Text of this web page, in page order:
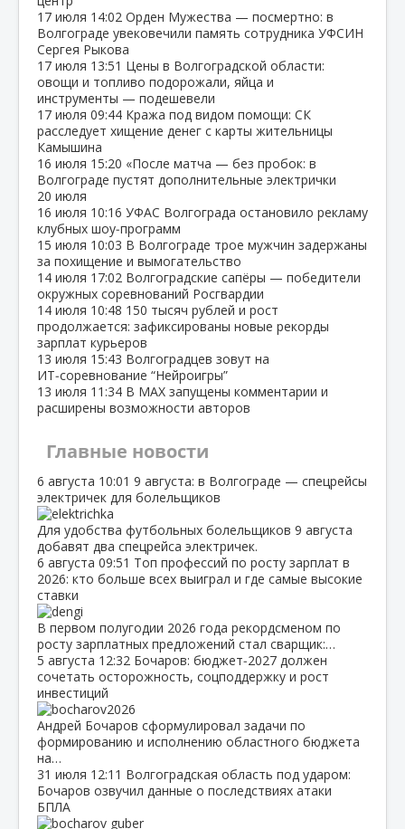
17 июля 14:02 Орден Мужества — посмертно: в
Волгограде увековечили память сотрудника УФСИН
Сергея Рыкова
17 июля 13:51 Цены в Волгоградской области:
овощи и топливо подорожали, яйца и
инструменты — подешевели
17 июля 09:44 Кража под видом помощи: СК
расследует хищение денег с карты жительницы
Камышина
16 июля 15:20 «После матча — без пробок: в
Волгограде пустят дополнительные электрички
20 июля
16 июля 10:16 УФАС Волгограда остановило рекламу
клубных шоу‑программ
15 июля 10:03 В Волгограде трое мужчин задержаны
за похищение и вымогательство
14 июля 17:02 Волгоградские сапёры — победители
окружных соревнований Росгвардии
14 июля 10:48 150 тысяч рублей и рост
продолжается: зафиксированы новые рекорды
зарплат курьеров
13 июля 15:43 Волгоградцев зовут на
ИТ‑соревнование “Нейроигры”
13 июля 11:34 В МАХ запущены комментарии и
расширены возможности авторов
Главные новости
6 августа 10:01 9 августа: в Волгограде — спецрейсы
электричек для болельщиков
Для удобства футбольных болельщиков 9 августа
добавят два спецрейса электричек.
6 августа 09:51 Топ профессий по росту зарплат в
2026: кто больше всех выиграл и где самые высокие
ставки
В первом полугодии 2026 года рекордсменом по
росту зарплатных предложений стал сварщик:…
5 августа 12:32 Бочаров: бюджет‑2027 должен
сочетать осторожность, соцподдержку и рост
инвестиций
Андрей Бочаров сформулировал задачи по
формированию и исполнению областного бюджета
на…
31 июля 12:11 Волгоградская область под ударом:
Бочаров озвучил данные о последствиях атаки
БПЛА